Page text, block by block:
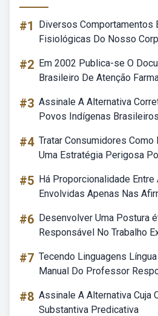
#1
Diversos Comportamentos
Fisiológicas Do Nosso
#2 Em 2002 Publica-se O
Brasileiro De Atenção
#3 Assinale A Alternativa
Povos Indígenas Brasileiros
#4 Tratar Consumidores Como
Uma Estratégia Perigosa
#5 Há Proporcionalidade Entre
Envolvidas Apenas Nas
#6 Desenvolver Uma Postura
Responsável No Trabalho
#7 Tecendo Linguagens
Manual Do Professor
#8 Assinale A Alternativa Cuja
Substantiva Predicativa